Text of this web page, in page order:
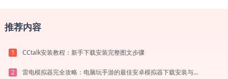
推荐内容
1 CCtalk安装教程：新手下载安装完整图文步骤
2 雷电模拟器完全攻略：电脑玩手游的最佳安卓模拟器下载安装与优化配置指南